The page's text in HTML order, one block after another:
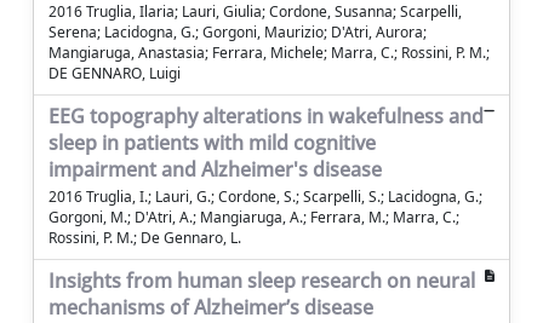
2016 Truglia, Ilaria; Lauri, Giulia; Cordone, Susanna; Scarpelli,
Serena; Lacidogna, G.; Gorgoni, Maurizio; D'Atri, Aurora;
Mangiaruga, Anastasia; Ferrara, Michele; Marra, C.; Rossini, P. M.;
DE GENNARO, Luigi
EEG topography alterations in wakefulness and
sleep in patients with mild cognitive
impairment and Alzheimer's disease
2016 Truglia, I.; Lauri, G.; Cordone, S.; Scarpelli, S.; Lacidogna, G.;
Gorgoni, M.; D'Atri, A.; Mangiaruga, A.; Ferrara, M.; Marra, C.;
Rossini, P. M.; De Gennaro, L.
Insights from human sleep research on neural
mechanisms of Alzheimer’s disease